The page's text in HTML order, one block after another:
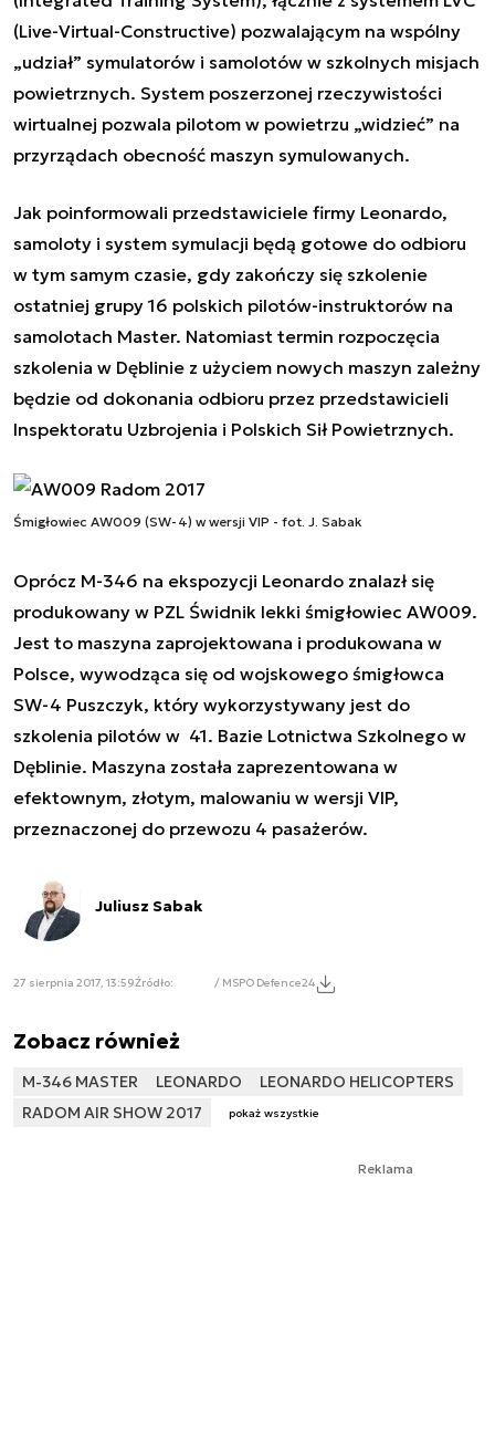
(Live-Virtual-Constructive) pozwalającym na wspólny
„udział” symulatorów i samolotów w szkolnych misjach
powietrznych. System poszerzonej rzeczywistości
wirtualnej pozwala pilotom w powietrzu „widzieć” na
przyrządach obecność maszyn symulowanych.
Jak poinformowali przedstawiciele firmy Leonardo,
samoloty i system symulacji będą gotowe do odbioru
w tym samym czasie, gdy zakończy się szkolenie
ostatniej grupy 16 polskich pilotów-instruktorów na
samolotach Master. Natomiast termin rozpoczęcia
szkolenia w Dęblinie z użyciem nowych maszyn zależny
będzie od dokonania odbioru przez przedstawicieli
Inspektoratu Uzbrojenia i Polskich Sił Powietrznych.
Śmigłowiec AW009 (SW-4) w wersji VIP - fot. J. Sabak
Oprócz M-346 na ekspozycji Leonardo znalazł się
produkowany w PZL Świdnik lekki śmigłowiec AW009.
Jest to maszyna zaprojektowana i produkowana w
Polsce, wywodząca się od wojskowego śmigłowca
SW-4 Puszczyk, który wykorzystywany jest do
szkolenia pilotów w 41. Bazie Lotnictwa Szkolnego w
Dęblinie. Maszyna została zaprezentowana w
efektownym, złotym, malowaniu w wersji VIP,
przeznaczonej do przewozu 4 pasażerów.
Juliusz Sabak
27 sierpnia 2017, 13:59Źródło: / MSPO Defence24
Zobacz również
M-346 MASTER LEONARDO
LEONARDO HELICOPTERS
RADOM AIR SHOW 2017
pokaż wszystkie
Reklama